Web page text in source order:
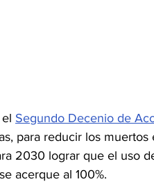
Segundo Decenio de
para reducir los muertos
2030 lograr que el uso
acerque al 100%.